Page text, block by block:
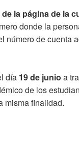
la página de la
donde la
número de cuenta
día 19 de junio a
de los
misma finalidad.